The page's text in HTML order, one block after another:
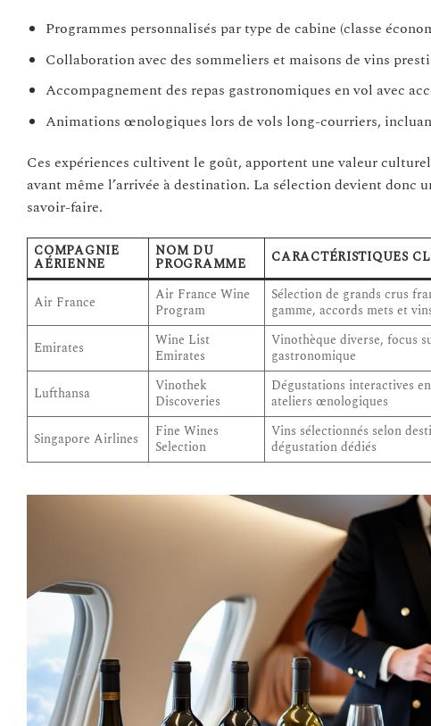
Programmes personnalisés par type de cabine (classe
Collaboration avec des sommeliers et maisons de vins
Accompagnement des repas gastronomiques en vol avec
Animations œnologiques lors de vols long-courriers,
Ces expériences cultivent le goût, apportent une valeur
avant même l’arrivée à destination. La sélection devient
savoir-faire.
COMPAGNIE
AÉRIENNE
NOM DU
PROGRAMME CARACTÉRISTIQUES
Air France
Air France Wine
Program
Sélection de grands crus
gamme, accords mets et
Emirates
Wine List
Emirates
Vinothèque diverse, focus
gastronomique
Lufthansa
Vinothek
Discoveries
Dégustations interactives
ateliers œnologiques
Singapore Airlines
Fine Wines
Selection
Vins sélectionnés selon
dégustation dédiés